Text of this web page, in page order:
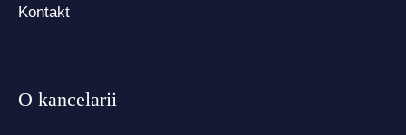
Kontakt
O kancelarii